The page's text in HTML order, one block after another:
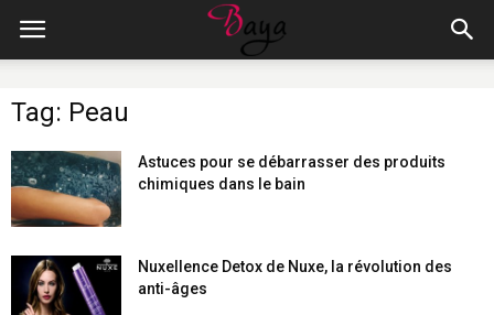
Tag: Peau
Astuces pour se débarrasser des produits
chimiques dans le bain
Nuxellence Detox de Nuxe, la révolution des
anti-âges